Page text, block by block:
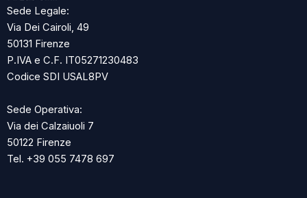
Sede Legale:
Via Dei Cairoli, 49
50131 Firenze
P.IVA e C.F. IT05271230483
Codice SDI USAL8PV
Sede Operativa:
Via dei Calzaiuoli 7
50122 Firenze
Tel. +39 055 7478 697